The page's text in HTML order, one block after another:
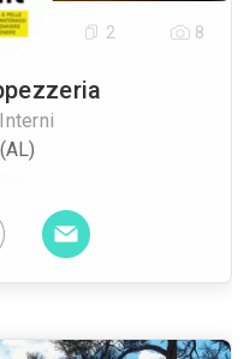
2 8